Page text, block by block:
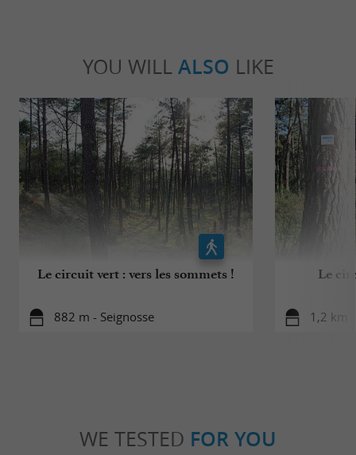
YOU WILL ALSO LIKE
Le circuit vert : vers les sommets !
882 m - Seignosse
Le
1,2 km
WE TESTED FOR YOU